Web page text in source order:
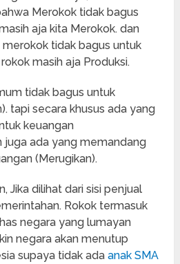
Merokok tidak bagus
aja kita Merokok. dan
tidak bagus untuk
masih aja Produksi.
tidak bagus untuk
tapi secara khusus ada yang
keuangan
juga ada yang memandang
(Merugikan).
Jika dilihat dari sisi penjual
Rokok termasuk
negara yang lumayan
negara akan menutup
supaya tidak adaanak SMA